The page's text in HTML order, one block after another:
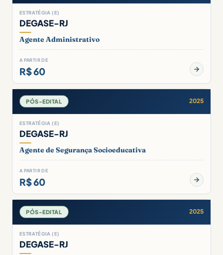
ESTRATÉGIA (E)
DEGASE-RJ
Agente Administrativo
A PARTIR DE
R$ 60
PÓS-EDITAL 2025
ESTRATÉGIA (E)
DEGASE-RJ
Agente de Segurança Socioeducativa
A PARTIR DE
R$ 60
PÓS-EDITAL 2025
ESTRATÉGIA (E)
DEGASE-RJ